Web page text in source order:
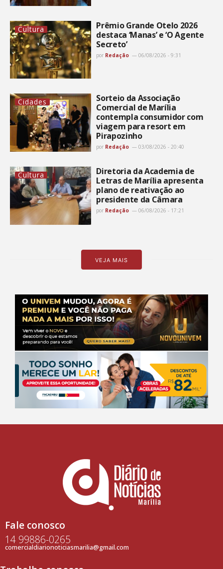
Cultura
Prêmio Grande Otelo 2026
destaca ‘Manas’ e ‘O Agente
Secreto’
por Redação 06/08/2026 - 9:31
Cidades
Sorteio da Associação
Comercial de Marília
contempla consumidor com
viagem para resort em
Pirapozinho
por Redação 03/08/2026 - 20:40
Cultura
Diretoria da Academia de
Letras de Marília apresenta
plano de reativação ao
presidente da Câmara
por Redação 06/08/2026 - 17:21
VEJA MAIS
Fale conosco
14 99886-0265
comercialdiarionoticiasmarilia@gmail.com